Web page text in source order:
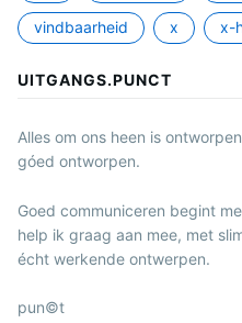
vindbaarheid x x-
UITGANGS.PUNCT
Alles om ons heen is
góed ontworpen.
Goed communiceren begint
help ik graag aan mee, met
écht werkende ontwerpen.
pun©t